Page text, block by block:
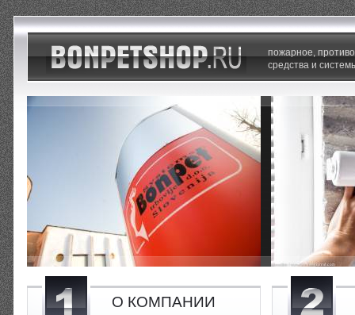
пожарное,
средства и
О КОМПАНИИ